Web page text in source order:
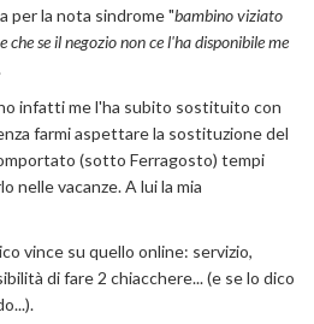
per la nota sindrome "bambino viziato
se il negozio non ce l'ha disponibile me
infatti me l'ha subito sostituito con
farmi aspettare la sostituzione del
(sotto Ferragosto) tempi
nelle vacanze. A lui la mia
vince su quello online: servizio,
di fare 2 chiacchere... (e se lo dico